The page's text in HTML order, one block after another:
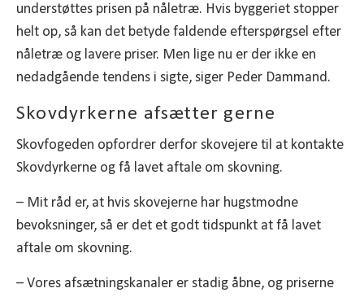
understøttes prisen på nåletræ. Hvis byggeriet stopper
helt op, så kan det betyde faldende efterspørgsel efter
nåletræ og lavere priser. Men lige nu er der ikke en
nedadgående tendens i sigte, siger Peder Dammand.
Skovdyrkerne afsætter gerne
Skovfogeden opfordrer derfor skovejere til at kontakte
Skovdyrkerne og få lavet aftale om skovning.
– Mit råd er, at hvis skovejerne har hugstmodne
bevoksninger, så er det et godt tidspunkt at få lavet
aftale om skovning.
– Vores afsætningskanaler er stadig åbne, og priserne